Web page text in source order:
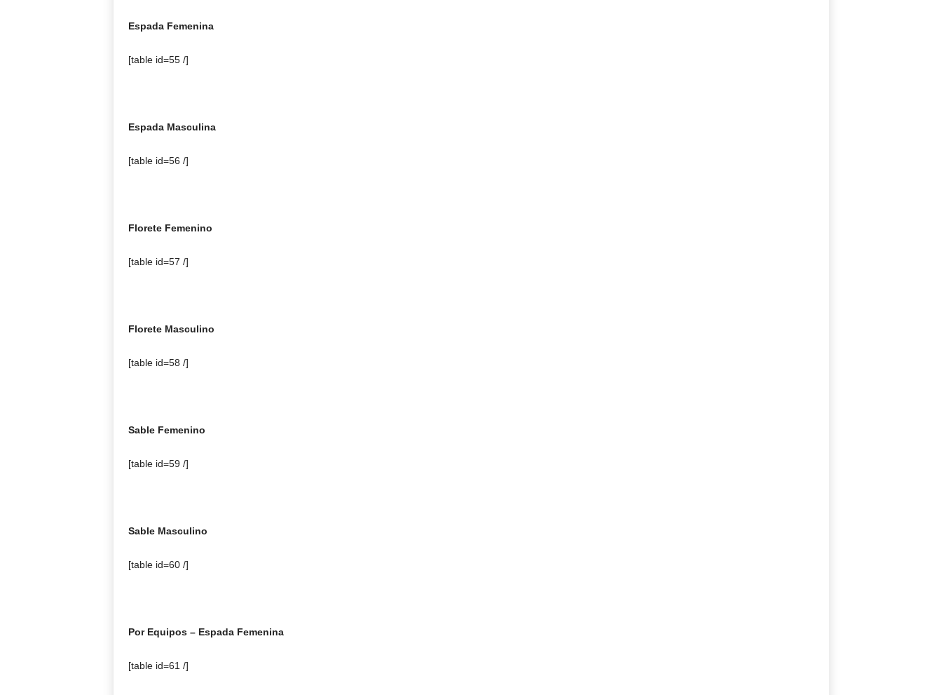
Espada Femenina
[table id=55 /]
Espada Masculina
[table id=56 /]
Florete Femenino
[table id=57 /]
Florete Masculino
[table id=58 /]
Sable Femenino
[table id=59 /]
Sable Masculino
[table id=60 /]
Por Equipos – Espada Femenina
[table id=61 /]